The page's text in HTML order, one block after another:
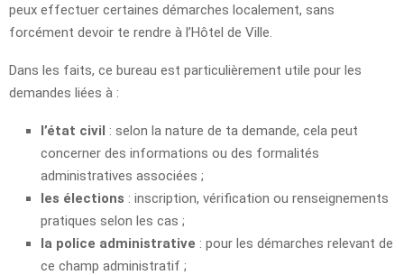
peux effectuer certaines démarches localement, sans
forcément devoir te rendre à l’Hôtel de Ville.
Dans les faits, ce bureau est particulièrement utile pour les
demandes liées à :
l’état civil : selon la nature de ta demande, cela peut
concerner des informations ou des formalités
administratives associées ;
les élections : inscription, vérification ou renseignements
pratiques selon les cas ;
la police administrative : pour les démarches relevant de
ce champ administratif ;